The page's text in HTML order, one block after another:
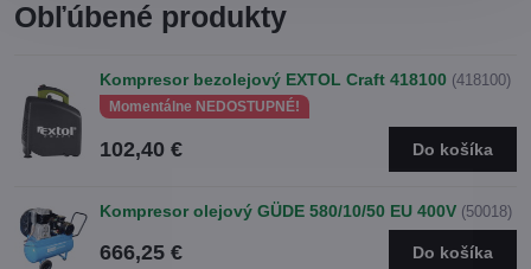
Obľúbené produkty
Kompresor bezolejový EXTOL Craft 418100 (418100)
Momentálne NEDOSTUPNÉ!
102,40 € Do košíka
Kompresor olejový GÜDE 580/10/50 EU 400V (50018)
666,25 € Do košíka